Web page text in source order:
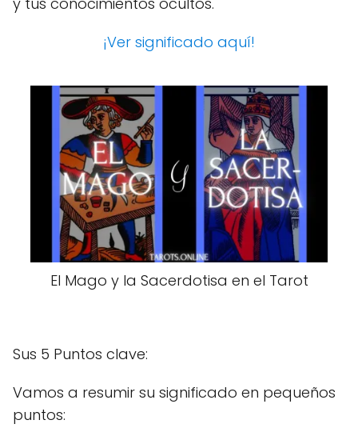
¡Ver significado aquí!
El Mago y la Sacerdotisa en el Tarot
Sus 5 Puntos clave:
Vamos a resumir su significado en pequeños
puntos: